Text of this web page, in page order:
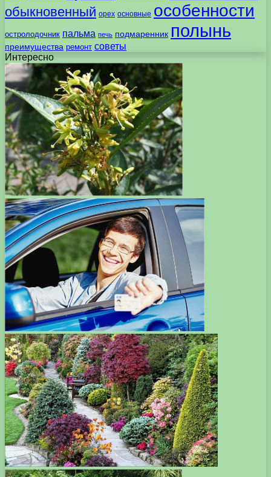
обыкновенный орех основные особенности
остролодочник пальма печь подмаренник полынь
преимущества ремонт советы
Интересно